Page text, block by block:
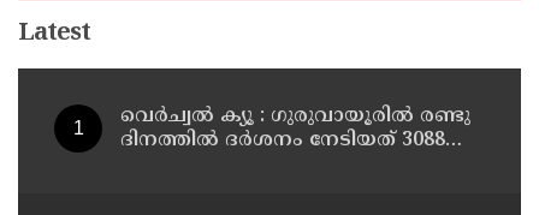
Latest
വെർച്വൽ ക്യൂ : ഗുരുവായൂരിൽ രണ്ടു
ദിനത്തിൽ ദർശനം നേടിയത് 3088